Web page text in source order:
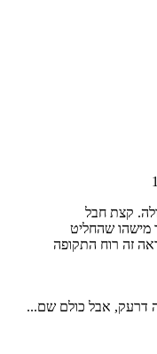
קצת חבל
מישהו שהחליט
זה רוח התקופה
זה דרעק, אבל כולם שם...